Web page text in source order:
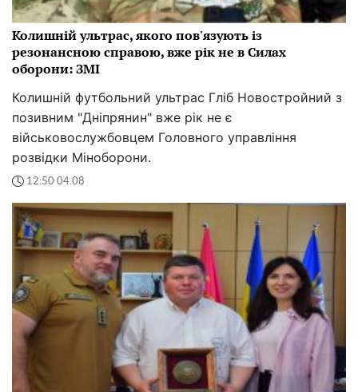
Колишній ультрас, якого пов'язують із
резонансною справою, вже рік не в Силах
оборони: ЗМІ
Колишній футбольний ультрас Гліб Новостройний з
позивним "Дніпрянин" вже рік не є
військовослужбовцем Головного управління
розвідки Міноборони.
12:50 04.08